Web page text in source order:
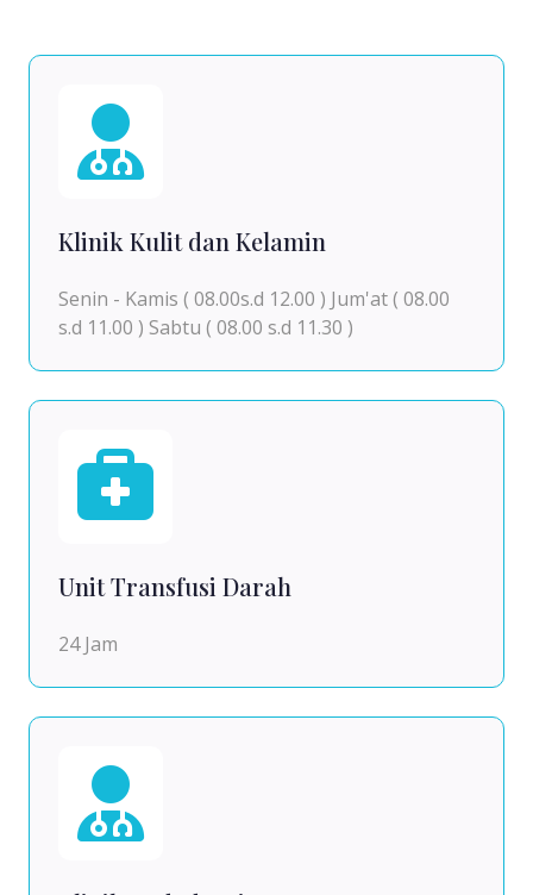
Klinik Kulit dan Kelamin
Senin - Kamis ( 08.00s.d 12.00 ) Jum'at ( 08.00
s.d 11.00 ) Sabtu ( 08.00 s.d 11.30 )
Unit Transfusi Darah
24 Jam